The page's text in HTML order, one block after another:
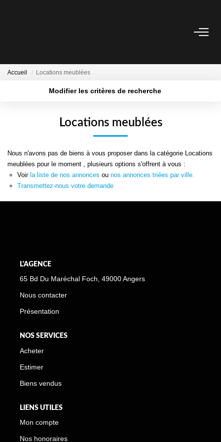
NOTRE AGENCE
CONTACT
Accueil Locations meublées
Modifier les critères de recherche
Locations meublées
Nous n'avons pas de biens à vous proposer dans la catégorie Locations
meublées pour le moment , plusieurs options s'offrent à vous :
Voir la liste de nos annonces ou nos annonces triées par ville.
Transmettez-nous votre demande
L'AGENCE
65 Bd Du Maréchal Foch, 49000 Angers
Nous contacter
Présentation
NOS SERVICES
Acheter
Estimer
Biens vendus
LIENS UTILES
Mon compte
Nos honoraires